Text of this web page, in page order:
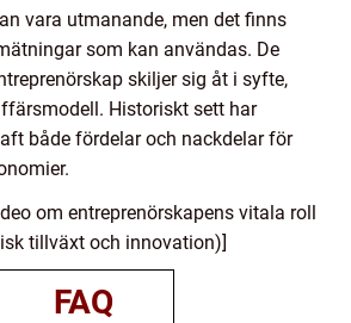
vara utmanande, men det finns
som kan användas. De
skiljer sig åt i syfte,
Historiskt sett har
både fördelar och nackdelar för
om entreprenörskapens vitala roll
tillväxt och innovation)]
FAQ